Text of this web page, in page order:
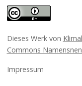
Dieses Werk von
Commons
Impressum